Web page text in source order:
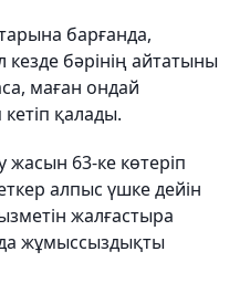
барғанда,
кезде бәрінің айтатыны
маған ондай
қалады.
жасын 63-ке көтеріп
алпыс үшке дейін
жалғастыра
жұмыссыздықты